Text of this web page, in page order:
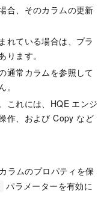
合、そのカラムの更新
れている場合は、プラ
ます。
通常カラムを参照して
これには、HQE エンジ
作、および Copy など
ラムのプロパティを保
パラメーターを有効に